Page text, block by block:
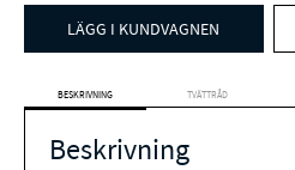
LÄGG I KUNDVAGNEN
BESKRIVNING TVÄTTRÅD
Beskrivning